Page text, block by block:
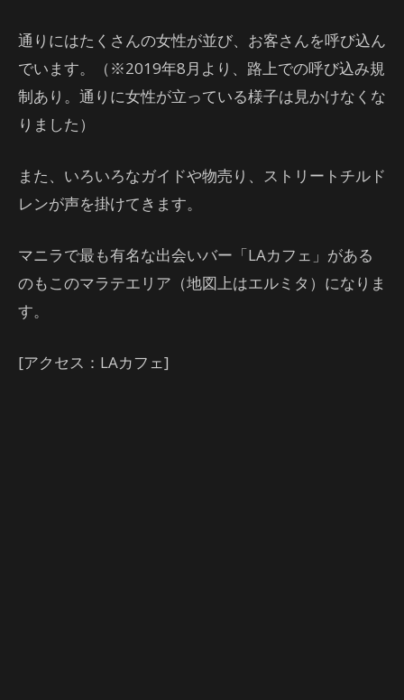
通りにはたくさんの女性が並び、お客さんを呼び込ん
でいます。（※2019年8月より、路上での呼び込み規
制あり。通りに女性が立っている様子は見かけなくな
りました）
また、いろいろなガイドや物売り、ストリートチルド
レンが声を掛けてきます。
マニラで最も有名な出会いバー「LAカフェ」がある
のもこのマラテエリア（地図上はエルミタ）になりま
す。
[アクセス：LAカフェ]